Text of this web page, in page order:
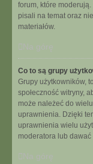
forum, które
pisali na temat oraz
materiałów.
Na górę
Co to są grupy
Grupy użytkowników,
społeczność witryny,
może należeć do
uprawnienia. Dzięki
uprawnienia wielu
moderatora lub
Na górę